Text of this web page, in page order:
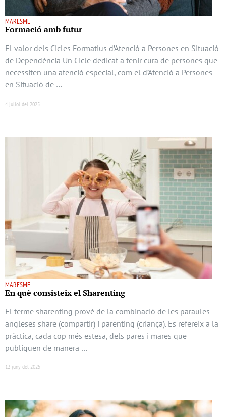
MARESME
Formació amb futur
El valor dels Cicles Formatius d’Atenció a Persones en Situació
de Dependència Un Cicle dedicat a tenir cura de persones que
necessiten una atenció especial, com el d’Atenció a Persones
en Situació de …
4 juliol del 2025
MARESME
En què consisteix el Sharenting
El terme sharenting prové de la combinació de les paraules
angleses share (compartir) i parenting (criança). Es refereix a la
pràctica, cada cop més estesa, dels pares i mares que
publiquen de manera …
12 juny del 2025